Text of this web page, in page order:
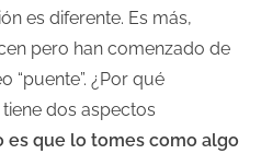
es diferente. Es más,
pero han comenzado de
“puente”. ¿Por qué
tiene dos aspectos
es que lo tomes como algo